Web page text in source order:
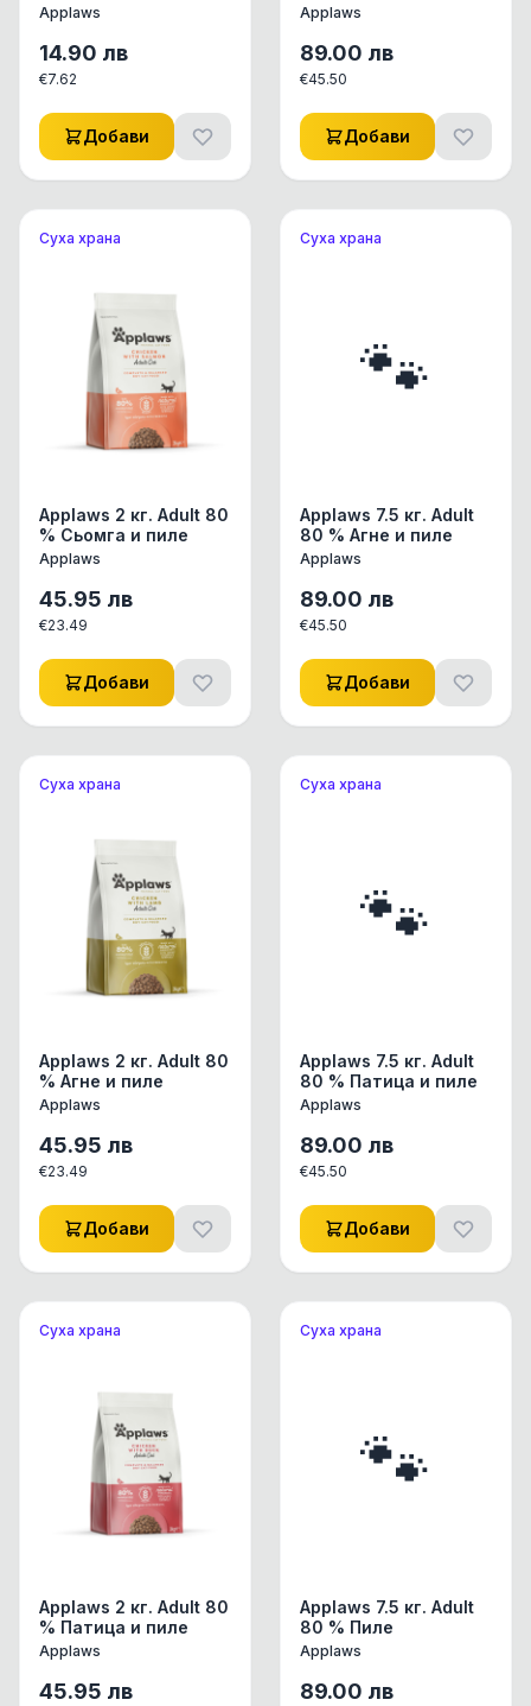
Applaws
14.90 лв
€7.62
Добави
Applaws
89.00 лв
€45.50
Добави
Суха храна
Applaws 2 кг. Adult 80
% Сьомга и пиле
Applaws
45.95 лв
€23.49
Добави
Суха храна
🐾
Applaws 7.5 кг. Adult
80 % Агне и пиле
Applaws
89.00 лв
€45.50
Добави
Суха храна
Applaws 2 кг. Adult 80
% Агне и пиле
Applaws
45.95 лв
€23.49
Добави
Суха храна
🐾
Applaws 7.5 кг. Adult
80 % Патица и пиле
Applaws
89.00 лв
€45.50
Добави
Суха храна
Applaws 2 кг. Adult 80
% Патица и пиле
Applaws
45.95 лв
Суха храна
🐾
Applaws 7.5 кг. Adult
80 % Пиле
Applaws
89.00 лв